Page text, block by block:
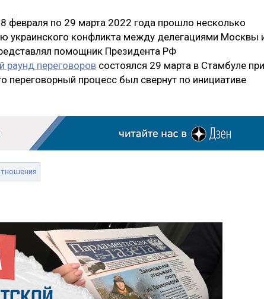
февраля по 29 марта 2022 года прошло несколько
украинского конфликта между делегациями Москвы
помощник Президента РФ
раунд переговоров состоялся 29 марта в Стамбуле при
переговорный процесс был свернут по инициативе